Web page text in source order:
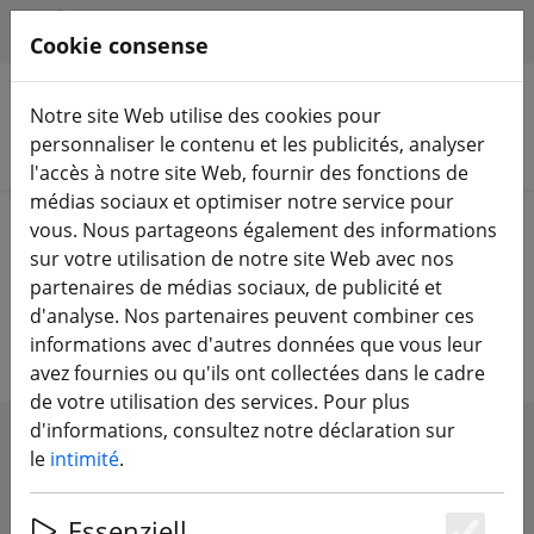
Rechercher des produits
Home Batteries Batteries spécifiques aux modèles
Accus spécifiques aux modèles -
LiPo - LiIon - LiFe
Cookie consense
Notre site Web utilise des cookies pour
personnaliser le contenu et les publicités, analyser
l'accès à notre site Web, fournir des fonctions de
médias sociaux et optimiser notre service pour
vous. Nous partageons également des informations
sur votre utilisation de notre site Web avec nos
partenaires de médias sociaux, de publicité et
d'analyse. Nos partenaires peuvent combiner ces
informations avec d'autres données que vous leur
avez fournies ou qu'ils ont collectées dans le cadre
de votre utilisation des services. Pour plus
d'informations, consultez notre déclaration sur
le intimité.